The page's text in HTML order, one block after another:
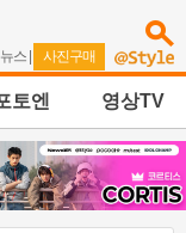
스 | 사진구매
토엔 영상TV